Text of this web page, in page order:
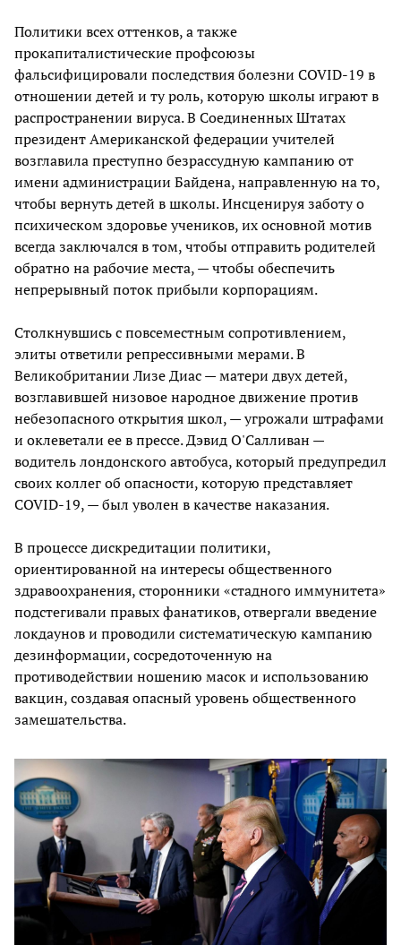
Политики всех оттенков, а также
прокапиталистические профсоюзы
фальсифицировали последствия болезни COVID-19 в
отношении детей и ту роль, которую школы играют в
распространении вируса. В Соединенных Штатах
президент Американской федерации учителей
возглавила преступно безрассудную кампанию от
имени администрации Байдена, направленную на то,
чтобы вернуть детей в школы. Инсценируя заботу о
психическом здоровье учеников, их основной мотив
всегда заключался в том, чтобы отправить родителей
обратно на рабочие места, — чтобы обеспечить
непрерывный поток прибыли корпорациям.
Столкнувшись с повсеместным сопротивлением,
элиты ответили репрессивными мерами. В
Великобритании Лизе Диас — матери двух детей,
возглавившей низовое народное движение против
небезопасного открытия школ, — угрожали штрафами
и оклеветали ее в прессе. Дэвид О'Салливан —
водитель лондонского автобуса, который предупредил
своих коллег об опасности, которую представляет
COVID-19, — был уволен в качестве наказания.
В процессе дискредитации политики,
ориентированной на интересы общественного
здравоохранения, сторонники «стадного иммунитета»
подстегивали правых фанатиков, отвергали введение
локдаунов и проводили систематическую кампанию
дезинформации, сосредоточенную на
противодействии ношению масок и использованию
вакцин, создавая опасный уровень общественного
замешательства.